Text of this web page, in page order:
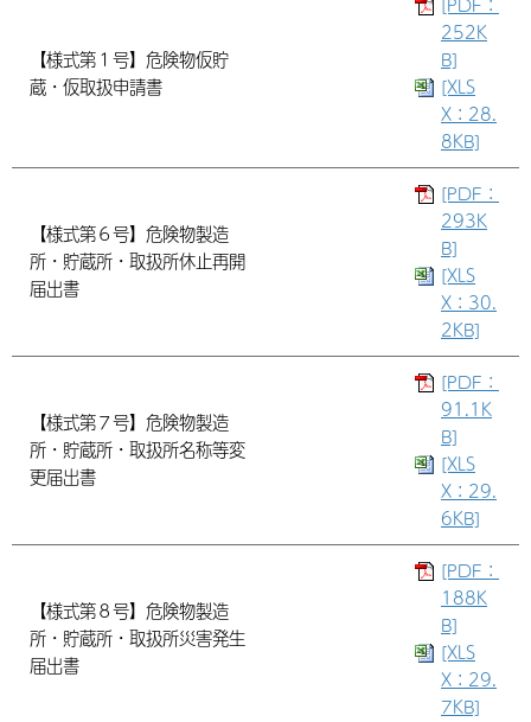
【様式第１号】危険物仮貯
蔵・仮取扱申請書
252K
B]
[XLS
X：28.
8KB]
【様式第６号】危険物製造
所・貯蔵所・取扱所休止再開
届出書
[PDF：
293K
B]
[XLS
X：30.
2KB]
【様式第７号】危険物製造
所・貯蔵所・取扱所名称等変
更届出書
[PDF：
91.1K
B]
[XLS
X：29.
6KB]
【様式第８号】危険物製造
所・貯蔵所・取扱所災害発生
届出書
[PDF：
188K
B]
[XLS
X：29.
7KB]